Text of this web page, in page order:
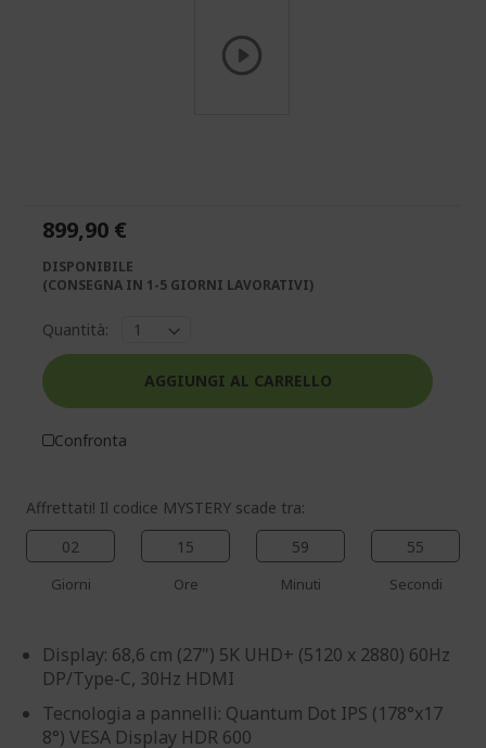
immagini
Affrettati! Il codice MYSTERY scade tra:
02
Giorni
15
Ore
59
Minuti
55
Secondi
Display: 68,6 cm (27") 5K UHD+ (5120 x 2880) 60Hz
DP/Type-C, 30Hz HDMI
Tecnologia a pannelli: Quantum Dot IPS (178°x17
8°) VESA Display HDR 600
899,90 €
DISPONIBILE
(CONSEGNA IN 1-5 GIORNI LAVORATIVI)
Quantità:
AGGIUNGI AL CARRELLO
Confronta